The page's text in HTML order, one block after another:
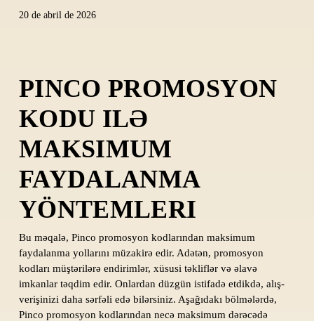
20 de abril de 2026
PINCO PROMOSYON
KODU ILƏ
MAKSIMUM
FAYDALANMA
YÖNTEMLERI
Bu məqalə, Pinco promosyon kodlarından maksimum
faydalanma yollarını müzakirə edir. Adətən, promosyon
kodları müştərilərə endirimlər, xüsusi təkliflər və əlavə
imkanlar təqdim edir. Onlardan düzgün istifadə etdikdə, alış-
verişinizi daha sərfəli edə bilərsiniz. Aşağıdakı bölmələrdə,
Pinco promosyon kodlarından necə maksimum dərəcədə